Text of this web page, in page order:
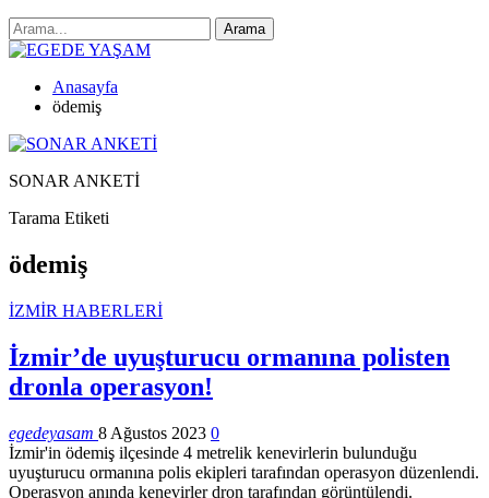
Anasayfa
ödemiş
SONAR ANKETİ
Tarama Etiketi
ödemiş
İZMİR HABERLERİ
İzmir’de uyuşturucu ormanına polisten
dronla operasyon!
egedeyasam 8 Ağustos 2023 0
İzmir'in ödemiş ilçesinde 4 metrelik kenevirlerin bulunduğu
uyuşturucu ormanına polis ekipleri tarafından operasyon düzenlendi.
Operasyon anında kenevirler dron tarafından görüntülendi.